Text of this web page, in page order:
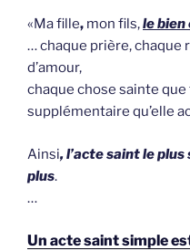
«Ma fille, mon fils,le bien
… chaque prière, chaque
d’amour,
chaque chose sainte
supplémentaire qu’elle
Ainsi, l’acte saint le
plus.
…
Un acte saint simple